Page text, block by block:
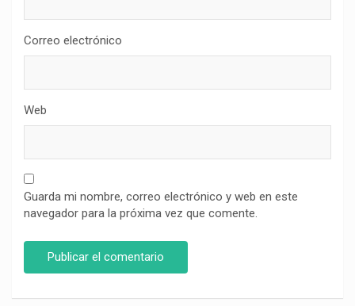
Correo electrónico
Web
Guarda mi nombre, correo electrónico y web en este
navegador para la próxima vez que comente.